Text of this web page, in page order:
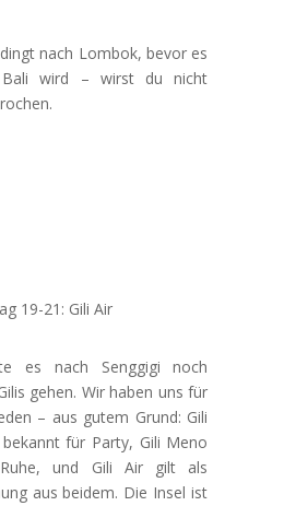
nach Lombok, bevor es
Bali wird – wirst du nicht
19-21: Gili Air
es nach Senggigi noch
gehen. Wir haben uns für
– aus gutem Grund: Gili
für Party, Gili Meno
und Gili Air gilt als
aus beidem. Die Insel ist